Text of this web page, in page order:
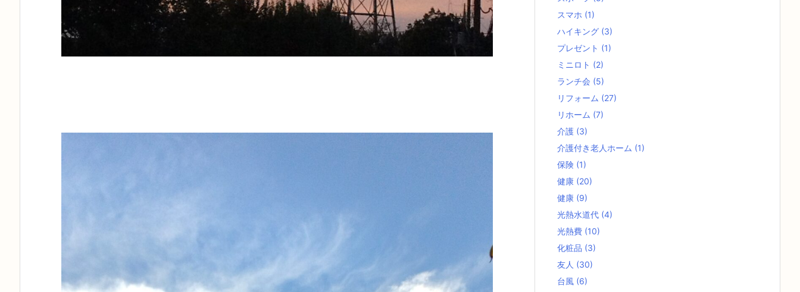
スマホ (1)
ハイキング (3)
プレゼント (1)
ミニロト (2)
ランチ会 (5)
リフォーム (27)
リホーム (7)
介護 (3)
介護付き老人ホーム (1)
保険 (1)
健康 (20)
健康 (9)
光熱水道代 (4)
光熱費 (10)
化粧品 (3)
友人 (30)
台風 (6)